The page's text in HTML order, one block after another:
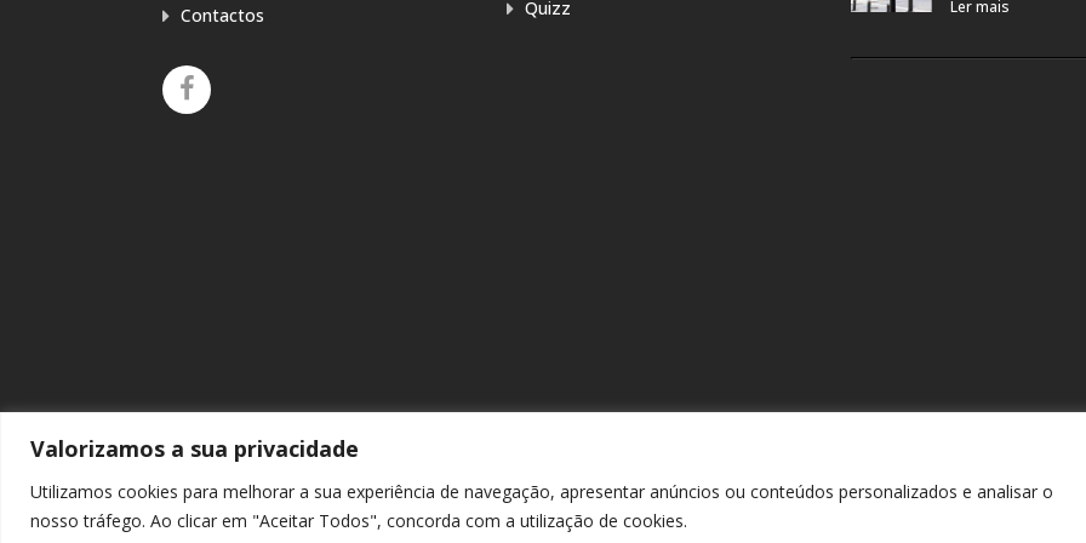
Valorizamos a sua privacidade
Utilizamos cookies para melhorar a sua experiência de navegação, apresentar anúncios ou conteúdos personalizados e analisar o
nosso tráfego. Ao clicar em "Aceitar Todos", concorda com a utilização de cookies.
Contactos
Quizz Ler mais
Copyright © 2025 Alliance Française de Setúbal, todos os direitos reservados. |Termos e Condições |Política de
de Reclamações